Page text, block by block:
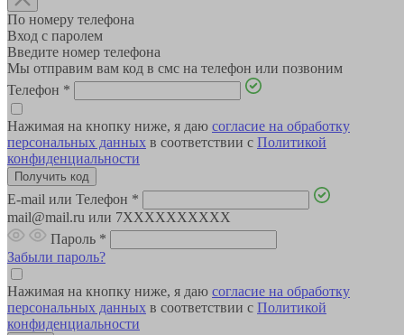
По номеру телефона
Вход с паролем
Введите номер телефона
Мы отправим вам код в смс на телефон или позвоним
Телефон *
Нажимая на кнопку ниже, я даю согласие на обработку
персональных данных в соответствии с Политикой
конфиденциальности
E-mail или Телефон *
mail@mail.ru или 7XXXXXXXXXX
Пароль *
Забыли пароль?
Нажимая на кнопку ниже, я даю согласие на обработку
персональных данных в соответствии с Политикой
конфиденциальности